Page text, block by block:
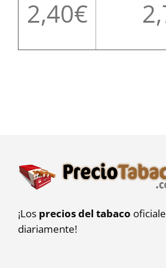
2,40
¡Los precios del tabaco
diariamente!